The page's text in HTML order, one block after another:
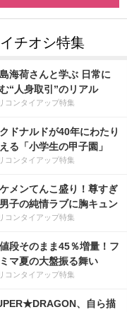
海荷さんと学ぶ 日常に
“人身取引”のリアル
コンタイアップ特集
ドナルドが40年にわたり
る「小学生の甲子園」
コンタイアップ特集
メンてんこ盛り！尊すぎ
子の純情ラブに胸キュン
コンタイアップ特集
段そのまま45％増量！フ
マ夏の大盤振る舞い
コンタイアップ特集
、自ら描